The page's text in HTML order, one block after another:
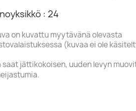
: 24
on kuvattu myytävänä olevasta
(kuvaa ei ole
saat jättikokoisen, uuden levyn